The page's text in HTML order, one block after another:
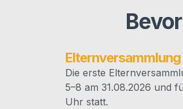
ONG-Newsletter —
Aktu­el­les aus dem
Ein­bli­cke in unse­ren
dem Lau­fen­den bleiben.
Die ers­te
5–8 am 31.08.2026 und
Uhr statt.